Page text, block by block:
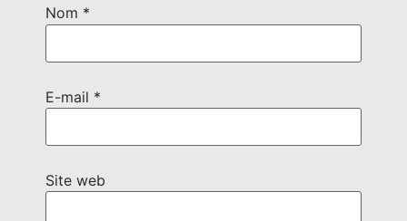
Nom *
E-mail *
Site web